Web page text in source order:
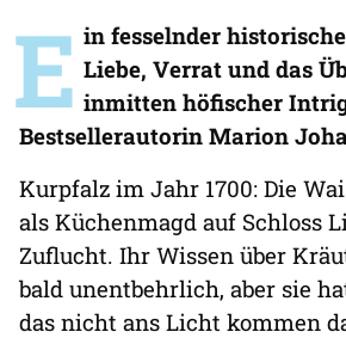
E in fesselnder
Liebe, Verrat und das
inmitten höfischer
Bestsellerautorin Marion
Kurpfalz im Jahr 1700: Die
als Küchenmagd auf Schloss
Zuflucht. Ihr Wissen über
bald unentbehrlich, aber sie
das nicht ans Licht kommen